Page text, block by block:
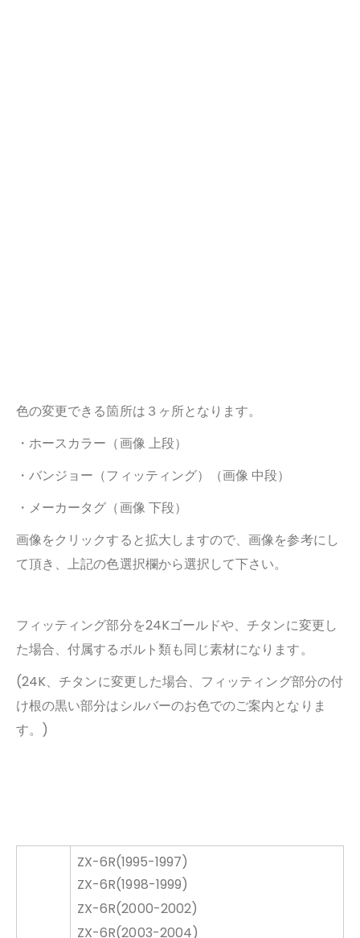
色の変更できる箇所は３ヶ所となります。
・ホースカラー（画像 上段）
・バンジョー（フィッティング）（画像 中段）
・メーカータグ（画像 下段）
画像をクリックすると拡大しますので、画像を参考にし
て頂き、上記の色選択欄から選択して下さい。
フィッティング部分を24Kゴールドや、チタンに変更し
た場合、付属するボルト類も同じ素材になります。
(24K、チタンに変更した場合、フィッティング部分の付
け根の黒い部分はシルバーのお色でのご案内となりま
す。)
ZX-6R(1995-1997)
ZX-6R(1998-1999)
ZX-6R(2000-2002)
ZX-6R(2003-2004)